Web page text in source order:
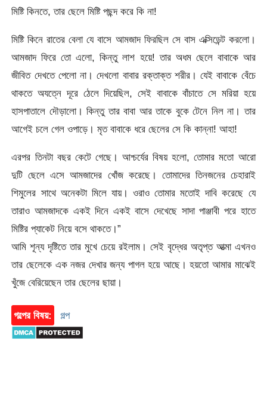
মিষ্টি কিনতে, তার ছেলে মিষ্টি পছন্দ করে কি না!
মিষ্টি কিনে রাতের বেলা যে বাসে আমজাদ ফিরছিল সে বাস এক্সিডেন্ট করলো।
আমজাদ ফিরে তো এলো, কিন্তু লাশ হয়ে! তার অধম ছেলে বাবাকে আর
জীবিত দেখতে পেলো না। দেখলো বাবার রক্তাক্ত শরীর। যেই বাবাকে বেঁচে
থাকতে অযত্নে দূরে ঠেলে দিয়েছিল, সেই বাবাকে বাঁচাতে সে মরিয়া হয়ে
হাসপাতালে দৌড়ালো। কিন্তু তার বাবা আর তাকে বুকে টেনে নিল না। তার
আগেই চলে গেল ওপাড়ে। মৃত বাবাকে ধরে ছেলের সে কি কান্না! আহা!
এরপর তিনটা বছর কেটে গেছে। আশ্চর্যের বিষয় হলো, তোমার মতো আরো
দুটি ছেলে এসে আমজাদের খোঁজ করেছে। তোমাদের তিনজনের চেহারাই
শিমুলের সাথে অনেকটা মিলে যায়। ওরাও তোমার মতোই দাবি করেছে যে
তারাও আমজাদকে একই দিনে একই বাসে দেখেছে সাদা পাঞ্জাবী পরে হাতে
মিষ্টির প্যাকেট নিয়ে বসে থাকতে।”
আমি শূন্য দৃষ্টিতে তার মুখে চেয়ে রইলাম। সেই বৃদ্ধের অতৃপ্ত আত্মা এখনও
তার ছেলেকে এক নজর দেখার জন্য পাগল হয়ে আছে। হয়তো আমার মাঝেই
খুঁজে বেরিয়েছেন তার ছেলের ছায়া।
গল্পের বিষয়: গল্প